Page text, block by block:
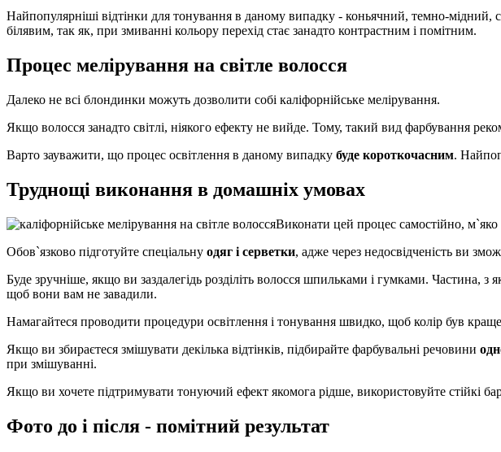
Найпопулярніші відтінки для тонування в даному випадку - коньячний, темно-
білявим, так як, при змиванні кольору перехід стає занадто контрастним і помітним.
Процес мелірування на світле волосся
Далеко не всі блондинки можуть дозволити собі каліфорнійське мелірування.
Якщо волосся занадто світлі, ніякого ефекту не вийде. Тому, такий вид фарбування
Варто зауважити, що процес освітлення в даному випадку буде короткочасним.
Труднощі виконання в домашніх умовах
Виконати цей процес самостійно,
Обов`язково підготуйте спеціальну одяг і серветки, адже через недосвідченість ви
Буде зручніше, якщо ви заздалегідь розділіть волосся шпильками і гумками.
щоб вони вам не завадили.
Намагайтеся проводити процедури освітлення і тонування швидко, щоб колір був
Якщо ви збираєтеся змішувати декілька відтінків, підбирайте фарбувальні речовини
при змішуванні.
Якщо ви хочете підтримувати тонуючий ефект якомога рідше, використовуйте стійкі
Фото до і після - помітний результат